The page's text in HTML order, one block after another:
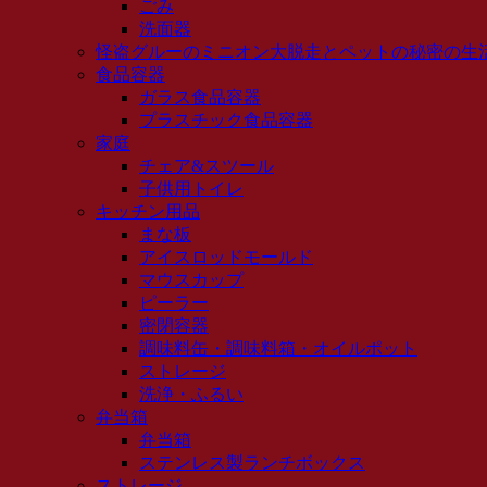
ごみ
洗面器
怪盗グルーのミニオン大脱走とペットの秘密の生
食品容器
ガラス食品容器
プラスチック食品容器
家庭
チェア&スツール
子供用トイレ
キッチン用品
まな板
アイスロッドモールド
マウスカップ
ピーラー
密閉容器
調味料缶・調味料箱・オイルポット
ストレージ
洗浄・ふるい
弁当箱
弁当箱
ステンレス製ランチボックス